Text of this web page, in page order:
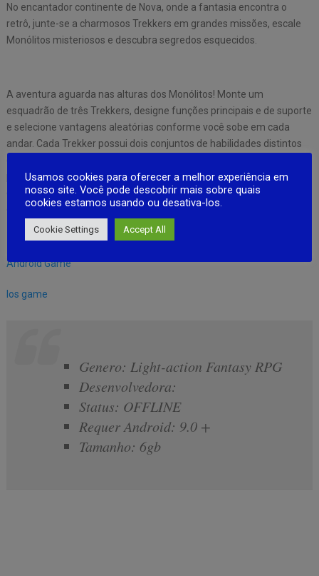
No encantador continente de Nova, onde a fantasia encontra o
retrô, junte-se a charmosos Trekkers em grandes missões, escale
Monólitos misteriosos e descubra segredos esquecidos.
A aventura aguarda nas alturas dos Monólitos! Monte um
esquadrão de três Trekkers, designe funções principais e de suporte
e selecione vantagens aleatórias conforme você sobe em cada
andar. Cada Trekker possui dois conjuntos de habilidades distintos
para estilos de batalha variados. Adapte-se e experimente funções
e habilidades para criar estratégias únicas e superar todos os
desafios.
Android Game
Ios game
Genero: Light-action Fantasy RPG
Desenvolvedora:
Status: OFFLINE
Requer Android: 9.0 +
Tamanho: 6gb
Usamos cookies para oferecer a melhor experiência em
nosso site. Você pode descobrir mais sobre quais
cookies estamos usando ou desativa-los.
Cookie Settings Accept All